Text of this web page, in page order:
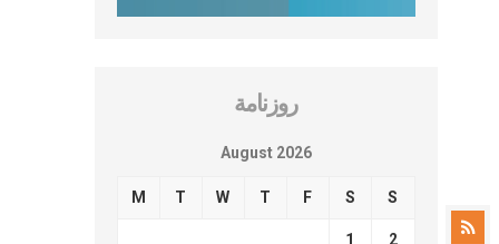
روزنامة
August 2026
M T W T F S S
1 2